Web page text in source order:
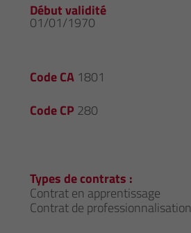
Début validité
01/01/1970
Code CA 1801
Code CP 280
Types de contrats :
Contrat en apprentissage
Contrat de professionnalisation